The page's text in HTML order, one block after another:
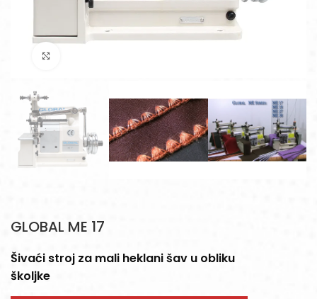
GLOBAL ME 17
Šivaći stroj za mali heklani šav u obliku
školjke